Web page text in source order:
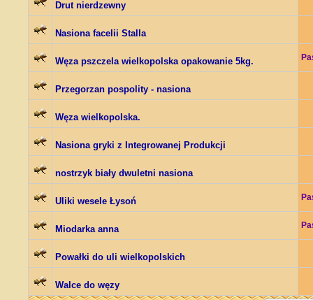
Drut nierdzewny
Nasiona facelii Stalla
Węza pszczela wielkopolska opakowanie 5kg.
Przegorzan pospolity - nasiona
Węza wielkopolska.
Nasiona gryki z Integrowanej Produkcji
nostrzyk biały dwuletni nasiona
Uliki wesele Łysoń
Miodarka anna
Powałki do uli wielkopolskich
Walce do węzy